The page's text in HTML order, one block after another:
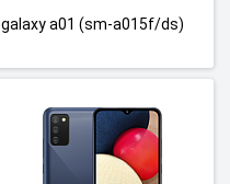
galaxy a01 (sm-a015f/ds)